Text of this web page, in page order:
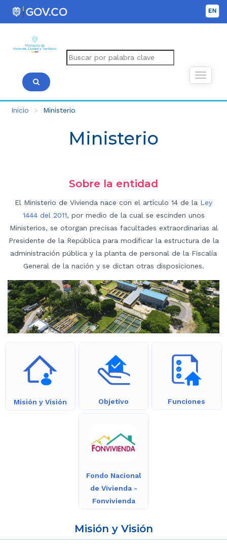
Inicio Ministerio
Ministerio
Sobre la entidad
El Ministerio de Vivienda nace con el artículo 14 de la Ley
1444 del 2011, por medio de la cual se escinden unos
Ministerios, se otorgan precisas facultades extraordinarias al
Presidente de la República para modificar la estructura de la
administración pública y la planta de personal de la Fiscalía
General de la nación y se dictan otras disposiciones.
Misión y Visión Objetivo Funciones
Fondo Nacional
de Vivienda -
Fonvivienda
Misión y Visión